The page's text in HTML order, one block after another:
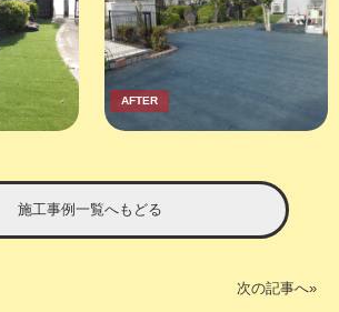
AFTER
施工事例一覧へもどる
次の記事へ»